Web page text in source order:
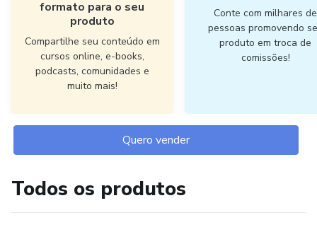
formato para o seu
produto
Compartilhe seu conteúdo em
cursos online, e-books,
podcasts, comunidades e
muito mais!
Conte com milhares de
pessoas promovendo
produto em troca de
comissões!
Quero vender
Todos os produtos